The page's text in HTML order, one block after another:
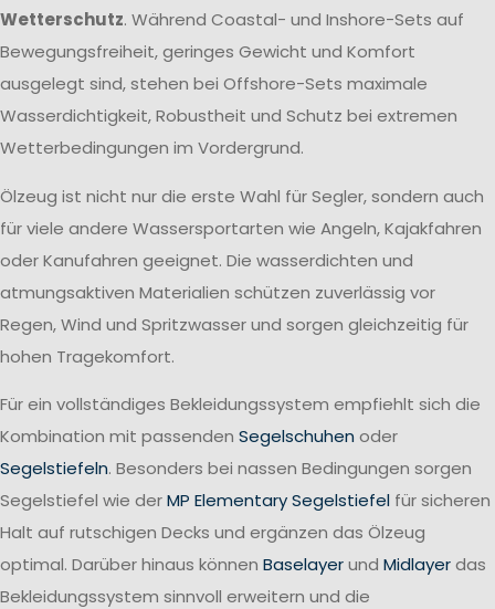
Wetterschutz. Während Coastal- und Inshore-Sets auf
Bewegungsfreiheit, geringes Gewicht und Komfort
ausgelegt sind, stehen bei Offshore-Sets maximale
Wasserdichtigkeit, Robustheit und Schutz bei extremen
Wetterbedingungen im Vordergrund.
Ölzeug ist nicht nur die erste Wahl für Segler, sondern auch
für viele andere Wassersportarten wie Angeln, Kajakfahren
oder Kanufahren geeignet. Die wasserdichten und
atmungsaktiven Materialien schützen zuverlässig vor
Regen, Wind und Spritzwasser und sorgen gleichzeitig für
hohen Tragekomfort.
Für ein vollständiges Bekleidungssystem empfiehlt sich die
Kombination mit passenden Segelschuhen oder
Segelstiefeln. Besonders bei nassen Bedingungen sorgen
Segelstiefel wie derMP Elementary Segelstiefel für sicheren
Halt auf rutschigen Decks und ergänzen das Ölzeug
optimal. Darüber hinaus können Baselayerund Midlayerdas
Bekleidungssystem sinnvoll erweitern und die